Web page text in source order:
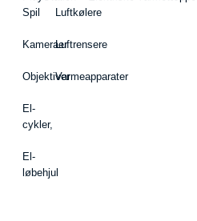
Spil
Kameraer
Objektiver
El-
cykler,
El-
løbehjul
Luftkølere
Luftrensere
Varmeapparater